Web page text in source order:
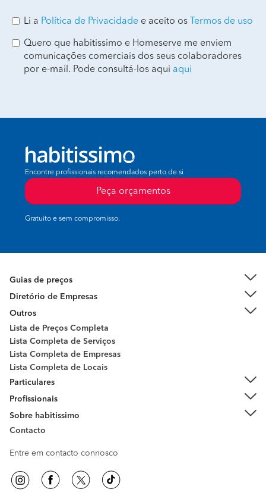
Li a Política de Privacidade e aceito os Termos de uso
Quero que habitissimo e Homeserve me enviem
comunicações comerciais dos seus colaboradores
por e-mail. Pode consultá-los aqui aqui
Encontre profissionais recomendados perto de si
Peça orçamentos
Gratuito e sem compromisso.
Guias de preços
Diretório de Empresas
Outros
Lista de Preços Completa
Lista Completa de Serviços
Lista Completa de Empresas
Lista Completa de Locais
Particulares
Profissionais
Sobre habitissimo
Contacto
Entre em contacto connosco